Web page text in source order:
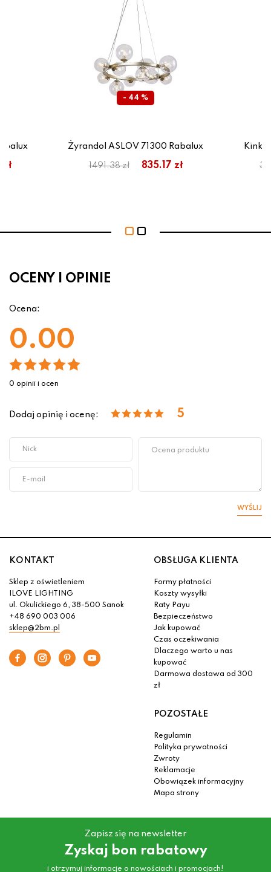
- 44 %
Żyrandol ASLOV 71300 Rabalux
1491.38 zł 835.17 zł
OCENY I OPINIE
Ocena:
0.00
0 opinii i ocen
Dodaj opinię i ocenę: 5
WYŚLIJ
KONTAKT
Sklep z oświetleniem
ILOVE LIGHTING
ul. Okulickiego 6, 38-500 Sanok
+48 690 003 006
sklep@2bm.pl
OBSŁUGA KLIENTA
Formy płatności
Koszty wysyłki
Raty Payu
Bezpieczeństwo
Jak kupować
Czas oczekiwania
Dlaczego warto u nas
kupować
Darmowa dostawa od 300
zł
POZOSTAŁE
Regulamin
Polityka prywatności
Zwroty
Reklamacje
Obowiązek informacyjny
Mapa strony
Zapisz się na newsletter
Zyskaj bon rabatowy
i otrzymuj informacje o nowościach i promocjach!